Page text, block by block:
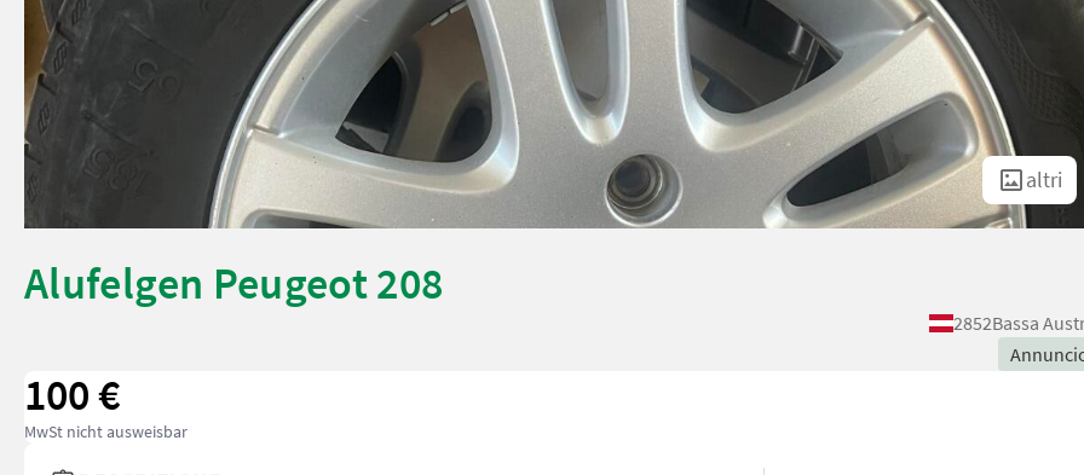
altri
Alufelgen Peugeot 208
2852Bassa
100 €
MwSt nicht ausweisbar